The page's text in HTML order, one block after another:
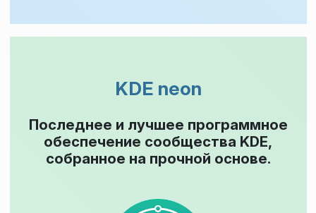
KDE neon
Последнее и лучшее программное
обеспечение сообщества KDE,
собранное на прочной основе.